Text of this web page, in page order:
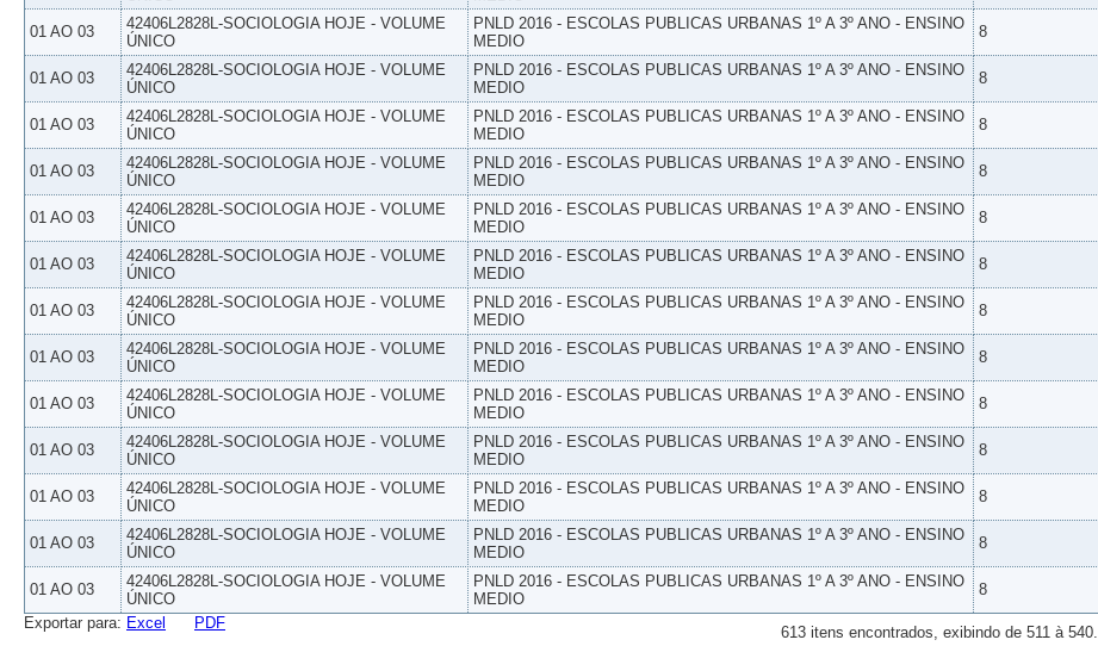
01 AO 03
42406L2828L-SOCIOLOGIA HOJE - VOLUME
ÚNICO
PNLD 2016 - ESCOLAS PUBLICAS URBANAS 1º A 3º ANO - ENSINO
MEDIO
8
01 AO 03
42406L2828L-SOCIOLOGIA HOJE - VOLUME
ÚNICO
PNLD 2016 - ESCOLAS PUBLICAS URBANAS 1º A 3º ANO - ENSINO
MEDIO
8
01 AO 03
42406L2828L-SOCIOLOGIA HOJE - VOLUME
ÚNICO
PNLD 2016 - ESCOLAS PUBLICAS URBANAS 1º A 3º ANO - ENSINO
MEDIO
8
01 AO 03
42406L2828L-SOCIOLOGIA HOJE - VOLUME
ÚNICO
PNLD 2016 - ESCOLAS PUBLICAS URBANAS 1º A 3º ANO - ENSINO
MEDIO
8
01 AO 03
42406L2828L-SOCIOLOGIA HOJE - VOLUME
ÚNICO
PNLD 2016 - ESCOLAS PUBLICAS URBANAS 1º A 3º ANO - ENSINO
MEDIO
8
01 AO 03
42406L2828L-SOCIOLOGIA HOJE - VOLUME
ÚNICO
PNLD 2016 - ESCOLAS PUBLICAS URBANAS 1º A 3º ANO - ENSINO
MEDIO
8
01 AO 03
42406L2828L-SOCIOLOGIA HOJE - VOLUME
ÚNICO
PNLD 2016 - ESCOLAS PUBLICAS URBANAS 1º A 3º ANO - ENSINO
MEDIO
8
01 AO 03
42406L2828L-SOCIOLOGIA HOJE - VOLUME
ÚNICO
PNLD 2016 - ESCOLAS PUBLICAS URBANAS 1º A 3º ANO - ENSINO
MEDIO
8
01 AO 03
42406L2828L-SOCIOLOGIA HOJE - VOLUME
ÚNICO
PNLD 2016 - ESCOLAS PUBLICAS URBANAS 1º A 3º ANO - ENSINO
MEDIO
8
01 AO 03
42406L2828L-SOCIOLOGIA HOJE - VOLUME
ÚNICO
PNLD 2016 - ESCOLAS PUBLICAS URBANAS 1º A 3º ANO - ENSINO
MEDIO
8
01 AO 03
42406L2828L-SOCIOLOGIA HOJE - VOLUME
ÚNICO
PNLD 2016 - ESCOLAS PUBLICAS URBANAS 1º A 3º ANO - ENSINO
MEDIO
8
01 AO 03
42406L2828L-SOCIOLOGIA HOJE - VOLUME
ÚNICO
PNLD 2016 - ESCOLAS PUBLICAS URBANAS 1º A 3º ANO - ENSINO
MEDIO
8
01 AO 03
42406L2828L-SOCIOLOGIA HOJE - VOLUME
ÚNICO
PNLD 2016 - ESCOLAS PUBLICAS URBANAS 1º A 3º ANO - ENSINO
MEDIO
8
613 itens encontrados, exibindo de 511 à 540.
Exportar para: Excel PDF